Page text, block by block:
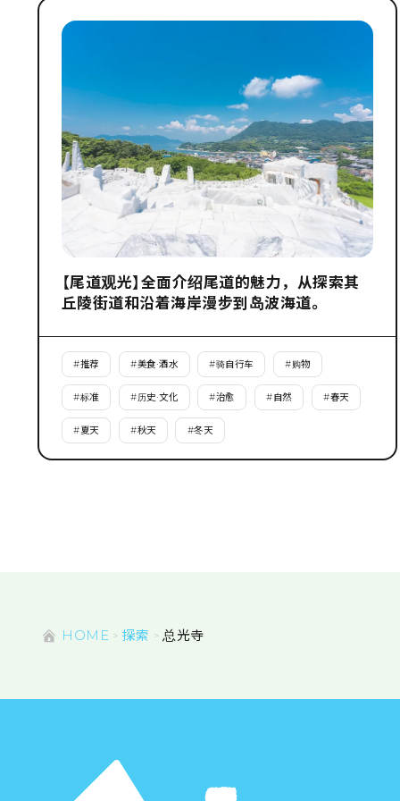
【尾道观光】全面介绍尾道的魅力，从探索其
丘陵街道和沿着海岸漫步到岛波海道。
#推荐 #美食·酒水 #骑自行车 #购物
#标准 #历史·文化 #治愈 #自然 #春天
#夏天 #秋天 #冬天
HOME 探索 总光寺